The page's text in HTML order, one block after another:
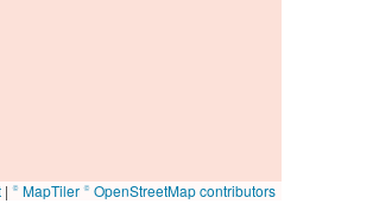
| © MapTiler© OpenStreetMap contributors